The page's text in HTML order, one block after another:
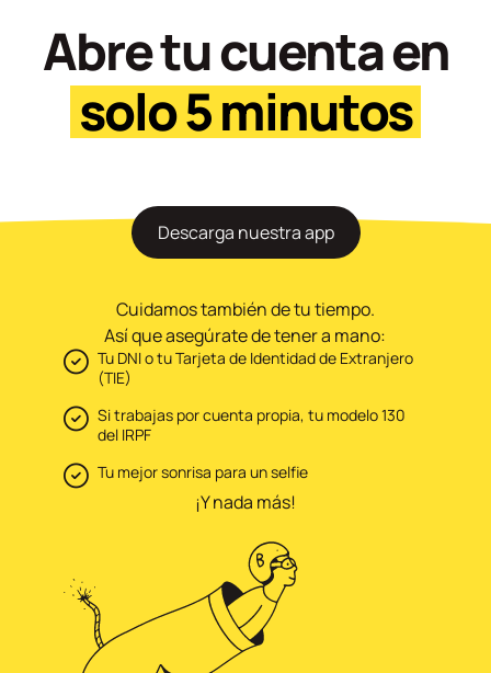
Abre tu cuenta en
solo 5 minutos
Descarga nuestra app
Cuidamos también de tu tiempo.
Así que asegúrate de tener a mano:
Tu DNI o tu Tarjeta de Identidad de Extranjero
(TIE)
Si trabajas por cuenta propia, tu modelo 130
del IRPF
Tu mejor sonrisa para un selfie
¡Y nada más!